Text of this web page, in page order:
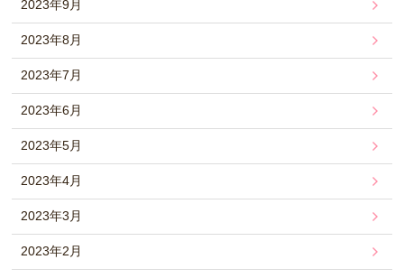
2023年9月
2023年8月
2023年7月
2023年6月
2023年5月
2023年4月
2023年3月
2023年2月